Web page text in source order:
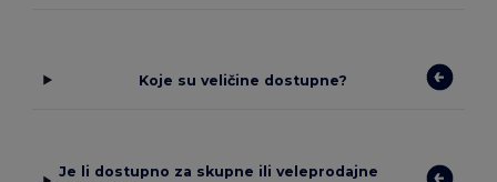
Koje su veličine dostupne?
Je li dostupno za skupne ili veleprodajne